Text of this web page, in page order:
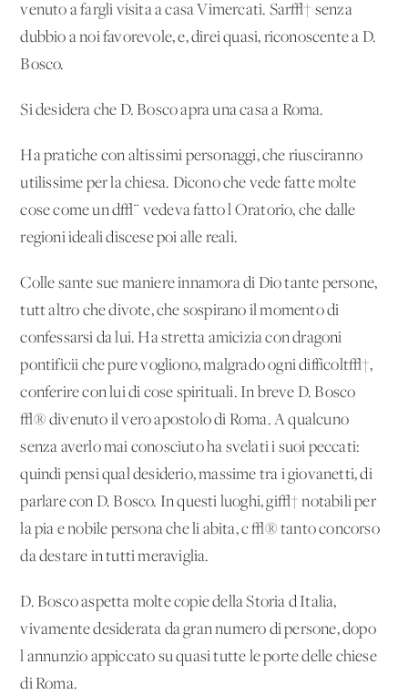
venuto a fargli visita a casa Vimercati. Sar√† senza
dubbio a noi favorevole, e, direi quasi, riconoscente a D.
Bosco.
Si desidera che D. Bosco apra una casa a Roma.
Ha pratiche con altissimi personaggi, che riusciranno
utilissime per la chiesa. Dicono che vede fatte molte
cose come un d√¨ vedeva fatto l'Oratorio, che dalle
regioni ideali discese poi alle reali.
Colle sante sue maniere innamora di Dio tante persone,
tutt'altro che divote, che sospirano il momento di
confessarsi da lui. Ha stretta amicizia con dragoni
pontificii che pure vogliono, malgrado ogni difficolt√†,
conferire con lui di cose spirituali. In breve D. Bosco
√® divenuto il vero apostolo di Roma. A qualcuno
senza averlo mai conosciuto ha svelati i suoi peccati:
quindi pensi qual desiderio, massime tra i giovanetti, di
parlare con D. Bosco. In questi luoghi, gi√† notabili per
la pia e nobile persona che li abita, c'√® tanto concorso
da destare in tutti meraviglia.
D. Bosco aspetta molte copie della Storia d'Italia,
vivamente desiderata da gran numero di persone, dopo
l'annunzio appiccato su quasi tutte le porte delle chiese
di Roma.